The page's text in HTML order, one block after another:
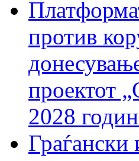
против
проектот
2028
Граѓански